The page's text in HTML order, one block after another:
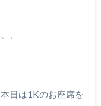
、
日は1Kのお座席を